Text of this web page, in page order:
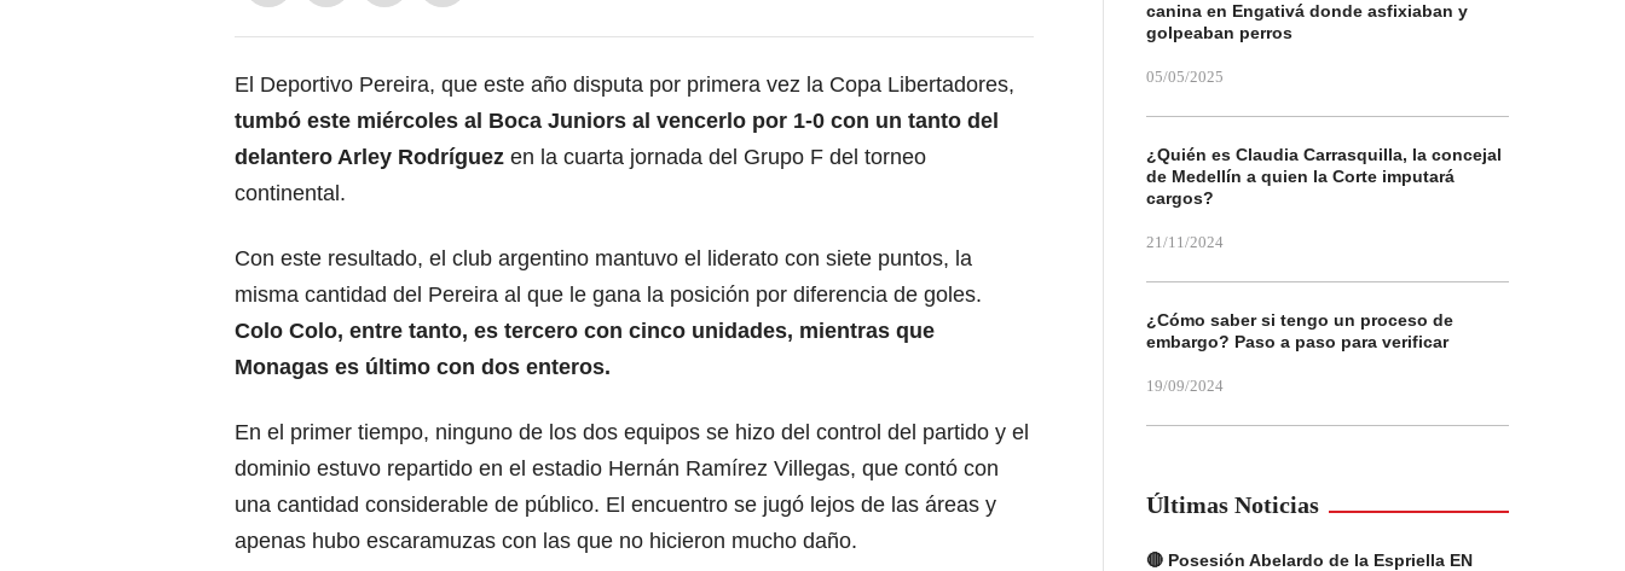
El Deportivo Pereira, que este año disputa por primera vez la Copa Libertadores,
tumbó este miércoles al Boca Juniors al vencerlo por 1-0 con un tanto del
delantero Arley Rodríguez en la cuarta jornada del Grupo F del torneo
continental.
Con este resultado, el club argentino mantuvo el liderato con siete puntos, la
misma cantidad del Pereira al que le gana la posición por diferencia de goles.
Colo Colo, entre tanto, es tercero con cinco unidades, mientras que
Monagas es último con dos enteros.
En el primer tiempo, ninguno de los dos equipos se hizo del control del partido y el
dominio estuvo repartido en el estadio Hernán Ramírez Villegas, que contó con
una cantidad considerable de público. El encuentro se jugó lejos de las áreas y
apenas hubo escaramuzas con las que no hicieron mucho daño.
canina en Engativá donde asfixiaban y
golpeaban perros
05/05/2025
¿Quién es Claudia Carrasquilla, la concejal
de Medellín a quien la Corte imputará
cargos?
21/11/2024
¿Cómo saber si tengo un proceso de
embargo? Paso a paso para verificar
19/09/2024
Últimas Noticias
🔴 Posesión Abelardo de la Espriella EN